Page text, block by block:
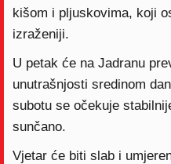
kišom i pljuskovima, koji
izraženiji.
U petak će na Jadranu
unutrašnjosti sredinom
subotu se očekuje
sunčano.
Vjetar će biti slab i